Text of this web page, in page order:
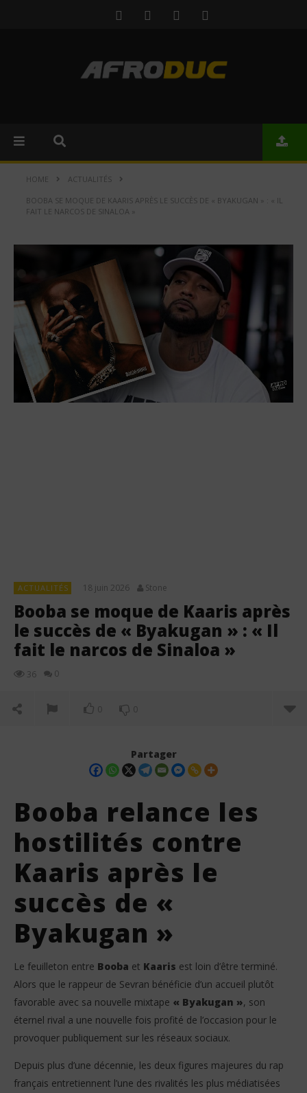
HOME ACTUALITÉS
BOOBA SE MOQUE DE KAARIS APRÈS LE SUCCÈS DE « BYAKUGAN » : « IL
FAIT LE NARCOS DE SINALOA »
ACTUALITÉS 18 juin 2026 Stone
Booba se moque de Kaaris après
le succès de « Byakugan » : « Il
fait le narcos de Sinaloa »
36 0
0 0
NOW VIEWING
Booba se moque de Kaaris après le succès de «
18
juin
2026
Stone
Partager
Booba relance les
hostilités contre
Kaaris après le
succès de «
Byakugan »
Le feuilleton entre Booba et Kaaris est loin d’être terminé.
Alors que le rappeur de Sevran bénéficie d’un accueil plutôt
favorable avec sa nouvelle mixtape « Byakugan », son
éternel rival a une nouvelle fois profité de l’occasion pour le
provoquer publiquement sur les réseaux sociaux.
Depuis plus d’une décennie, les deux figures majeures du rap
français entretiennent l’une des rivalités les plus médiatisées